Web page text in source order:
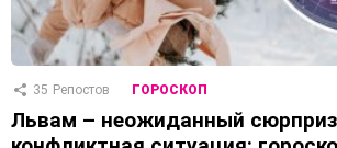
35 Репостов ГОРОСКОП
Львам – неожиданный